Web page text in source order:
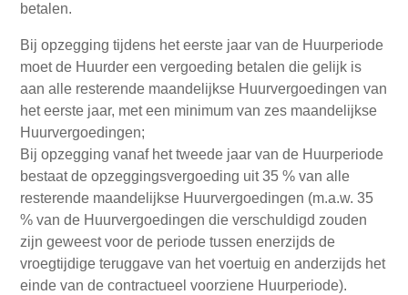
betalen.
Bij opzegging tijdens het eerste jaar van de Huurperiode
moet de Huurder een vergoeding betalen die gelijk is
aan alle resterende maandelijkse Huurvergoedingen van
het eerste jaar, met een minimum van zes maandelijkse
Huurvergoedingen;
Bij opzegging vanaf het tweede jaar van de Huurperiode
bestaat de opzeggingsvergoeding uit 35 % van alle
resterende maandelijkse Huurvergoedingen (m.a.w. 35
% van de Huurvergoedingen die verschuldigd zouden
zijn geweest voor de periode tussen enerzijds de
vroegtijdige teruggave van het voertuig en anderzijds het
einde van de contractueel voorziene Huurperiode).